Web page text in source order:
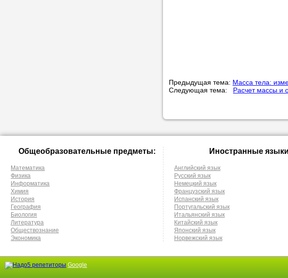
Предыдущая тема: Масса тела:
Следующая тема: Расчет массы и
Общеобразовательные предметы:
Математика
Физика
Информатика
Химия
История
География
Биология
Литература
Обществознание
Экономика
Иностранные
Английский язык
Русский язык
Немецкий язык
Французский язык
Испанский язык
Португальский язык
Итальянский язык
Китайский язык
Японский язык
Норвежский язык
Google